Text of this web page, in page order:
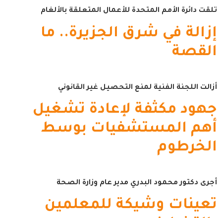
تلقت دائرة الأمم المتحدة للأعمال المتعلقة بالألغام
إزالة في شرق الجزيرة.. ما
القصة
أزالت اللجنة الفنية لمنع التحصيل غير القانوني
جهود مكثفة لإعادة تشغيل
أهم المستشفيات بوسط
الخرطوم
أجرى دكتور محمود البدري مدير عام وزارة الصحة
تعينات وشيكة للمعلمين